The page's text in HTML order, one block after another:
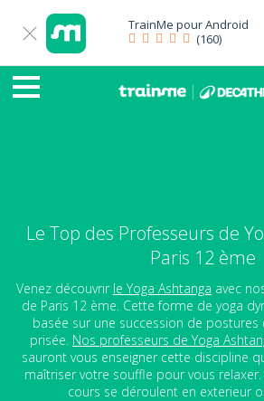
TrainMe pourAndroid
(160)
Le Top des Professeurs de
Paris 12 ème
Venez découvrir le Yoga Ashtanga avec
de Paris 12 ème. Cette forme de yoga
basée sur une succession de
prisée. Nos professeurs de Yoga
sauront vous enseigner cette discipline
maîtriser votre souffle pour vous relaxer.
cours se déroulent en exterieur